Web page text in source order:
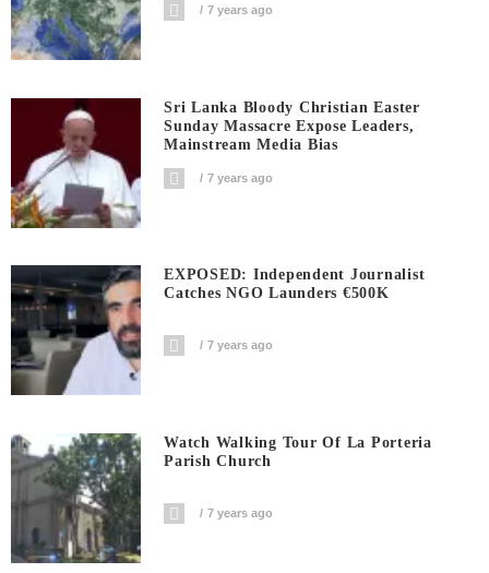
7 years ago
Sri Lanka Bloody Christian Easter
Sunday Massacre Expose Leaders,
Mainstream Media Bias
7 years ago
EXPOSED: Independent Journalist
Catches NGO Launders €500K
7 years ago
Watch Walking Tour Of La Porteria
Parish Church
7 years ago